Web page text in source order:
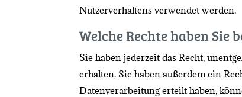
Nutzerverhaltens verwendet werden.
Welche Rechte haben Sie
Sie haben jederzeit das Recht,
erhalten. Sie haben außerdem ein
Datenverarbeitung erteilt haben,